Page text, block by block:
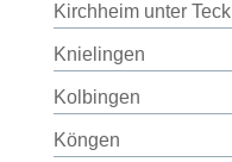
Kirchheim unter Teck
Knielingen
Kolbingen
Köngen